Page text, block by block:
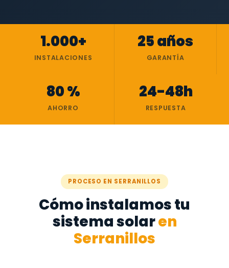
1.000+
INSTALACIONES
25 años
GARANTÍA
80 %
AHORRO
24-48h
RESPUESTA
PROCESO EN SERRANILLOS
Cómo instalamos tu
sistema solaren
Serranillos